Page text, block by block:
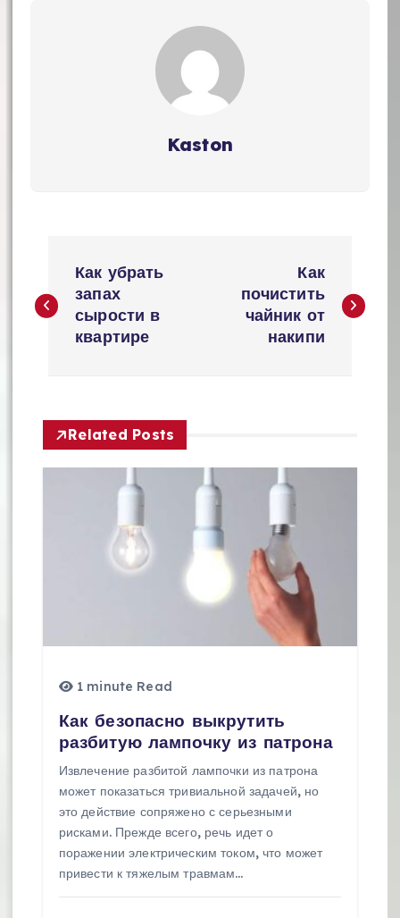
Kaston
а
в
а
ц
з
Как убрать
запах
сырости в
квартире
Как
почистить
чайник от
накипи
Related Posts
1 minute Read
Как безопасно выкрутить
разбитую лампочку из патрона
Извлечение разбитой лампочки из патрона
может показаться тривиальной задачей, но
это действие сопряжено с серьезными
рисками. Прежде всего, речь идет о
поражении электрическим током, что может
привести к тяжелым травмам…